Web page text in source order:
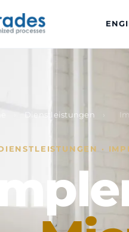
Dienstleistungen ›
·